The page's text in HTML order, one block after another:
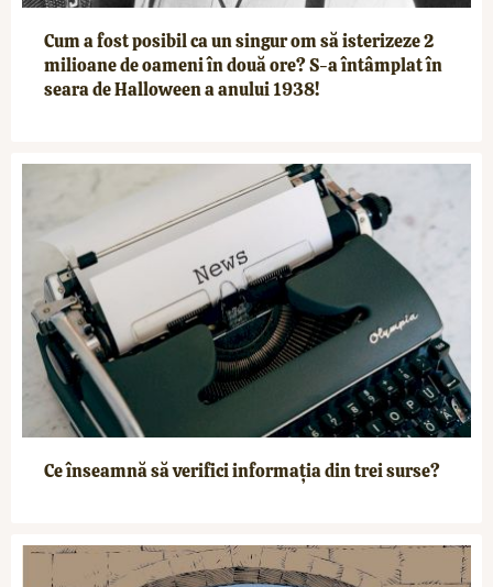
Cum a fost posibil ca un singur om să isterizeze 2
milioane de oameni în două ore? S-a întâmplat în
seara de Halloween a anului 1938!
Ce înseamnă să verifici informația din trei surse?